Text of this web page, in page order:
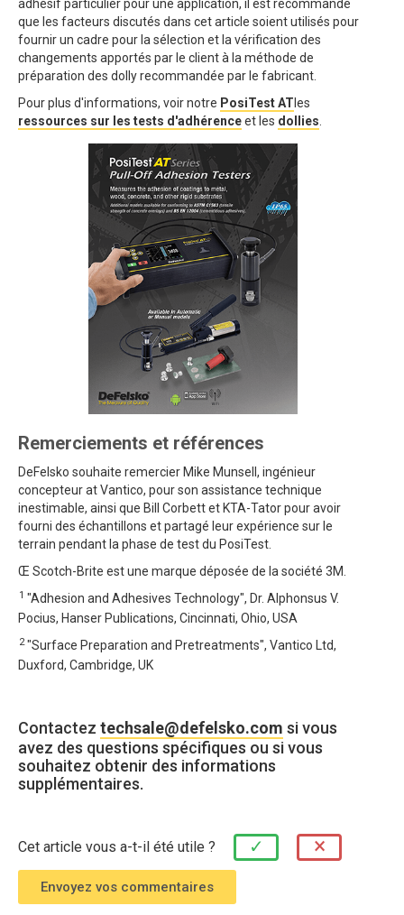
adhésif particulier pour une application, il est recommandé
que les facteurs discutés dans cet article soient utilisés pour
fournir un cadre pour la sélection et la vérification des
changements apportés par le client à la méthode de
préparation des dolly recommandée par le fabricant.
Pour plus d'informations, voir notre PosiTest AT les
ressources sur les tests d'adhérenceet les dollies
Remerciements et références
DeFelsko souhaite remercier Mike Munsell, ingénieur
concepteur at Vantico, pour son assistance technique
inestimable, ainsi que Bill Corbett et KTA-Tator pour avoir
fourni des échantillons et partagé leur expérience sur le
terrain pendant la phase de test du PosiTest.
Œ Scotch-Brite est une marque déposée de la société 3M.
1 "Adhesion and Adhesives Technology", Dr. Alphonsus V.
Pocius, Hanser Publications, Cincinnati, Ohio, USA
2"Surface Preparation and Pretreatments", Vantico Ltd,
Duxford, Cambridge, UK
Contactez techsale@defelsko.com si vous
avez des questions spécifiques ou si vous
souhaitez obtenir des informations
supplémentaires.
Cet article vous a-t-il été utile ? ✓ ×